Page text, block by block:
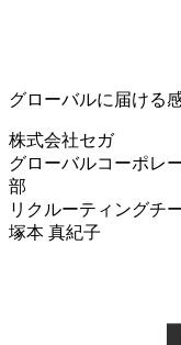
グローバルに届ける
株式会社セガ
グローバルコーポレ
部
リクルーティングチ
塚本 真紀子